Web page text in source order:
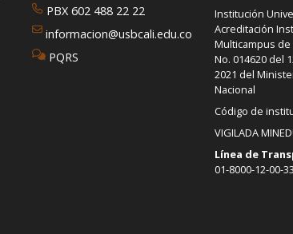
PBX 602 488 22 22
informacion@usbcali.edu.co
PQRS
Institución
Acreditación
Multicampus de
No. 014620 del
2021 del
Nacional
Código de
VIGILADA
Línea de
01-8000-12-00-33